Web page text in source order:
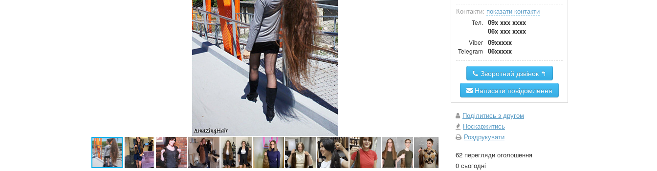
Контакти: показати контакти
Тел.
09x xxx xxxx
06x xxx xxxx
Viber 09xxxxx
Telegram 06xxxxx
Зворотний дзвінок ↰
Написати повідомлення
Поділитись з другом
Поскаржитись
Роздрукувати
62 перегляди оголошення
0 сьогодні